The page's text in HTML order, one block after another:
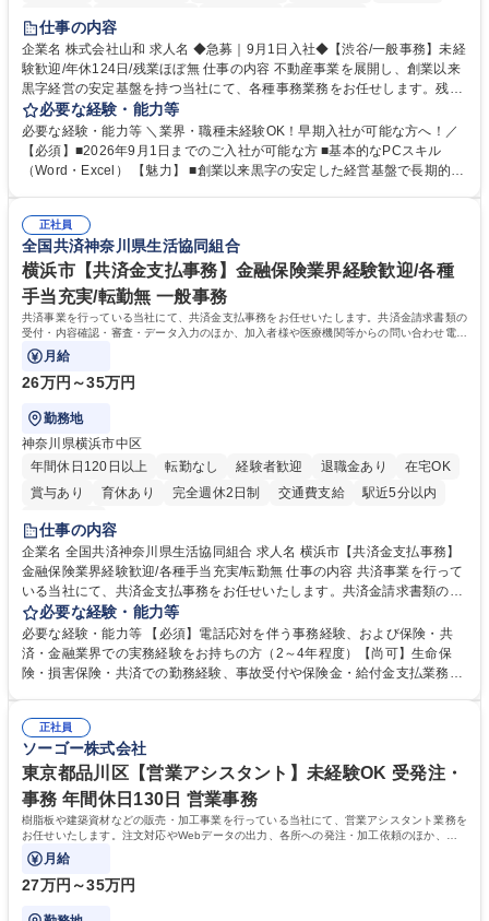
育休あり 完全週休2日制
仕事の内容
企業名 株式会社山和 求人名 ◆急募｜9月1日入社◆【渋谷/一般事務】未経
験歓迎/年休124日/残業ほぼ無 仕事の内容 不動産事業を展開し、創業以来
黒字経営の安定基盤を持つ当社にて、各種事務業務をお任せします。残業
がほぼ発生せず、連続した日程の有給取得が可能なため、WLBを整えたい
方にお勧めの環境です！ 入社後はOJTを通じて丁寧に研修を行いますの
で、事務未経験の方でも安心して臨むことができます。 【業務詳細】■電
話・来客対応 ■物件の鍵や社内の備品管理 ■データ入力や書類作成 ■契約
必要な経験・能力等
必要な経験・能力等 ＼業界・職種未経験OK！早期入社が可能な方へ！／
【必須】■2026年9月1日までのご入社が可能な方 ■基本的なPCスキル
（Word・Excel） 【魅力】 ■創業以来黒字の安定した経営基盤で長期的に
のOJTで業務を習得可能、未経験でもしっかりサポート 学歴・資格 学
歴：大学院 大学 高専 短大 語学力： 資格：
正社員
全国共済神奈川県生活協同組合
横浜市【共済金支払事務】金融保険業界経験歓迎/各種
手当充実/転勤無 一般事務
共済事業を行っている当社にて、共済金支払事務をお任せいたします。共済金請求書類の
受付・内容確認・審査・データ入力のほか、加入者様や医療機関等からの問い合わせ電話
対応や書類発送等を担当します。
月給
26万円～35万円
勤務地
神奈川県横浜市中区
年間休日120日以上
転勤なし 経験者歓迎 退職金あり
在宅OK
賞与あり
育休あり 完全週休2日制 交通費支給
駅近5分以内
土日祝休み
仕事の内容
企業名 全国共済神奈川県生活協同組合 求人名 横浜市【共済金支払事務】
金融保険業界経験歓迎/各種手当充実/転勤無 仕事の内容 共済事業を行って
いる当社にて、共済金支払事務をお任せいたします。共済金請求書類の受
付・内容確認・審査・データ入力のほか、加入者様や医療機関等からの問
い合わせ電話対応や書類発送等を担当します。 ■共済金請求書類の受付、
内容確認、および共済金支払に関する審査・事務処理業務全般を担当 ■専
用システムへのデータ入力、各種必要書類の作成・発送作業 ■加入者様や
指定する業務 募集職種 横浜市【共済金支払事務】金融保険業界経験歓迎/
各種手当充実/転勤無
必要な経験・能力等
必要な経験・能力等 【必須】電話応対を伴う事務経験、および保険・共
済・金融業界での実務経験をお持ちの方（2～4年程度）【尚可】生命保
険・損害保険・共済での勤務経験、事故受付や保険金・給付金支払業務経
務へのキャリアチェンジ希望者も大歓迎です！ 学歴・資格 学歴：大学院
大学 高専 短大 専修学校 高校 語学力： 資格：
正社員
ソーゴー株式会社
東京都品川区【営業アシスタント】未経験OK 受発注・
事務 年間休日130日 営業事務
樹脂板や建築資材などの販売・加工事業を行っている当社にて、営業アシスタント業務を
お任せいたします。注文対応やWebデータの出力、各所への発注・加工依頼のほか、電
話・メール対応等の事務業務を担当します。
月給
27万円～35万円